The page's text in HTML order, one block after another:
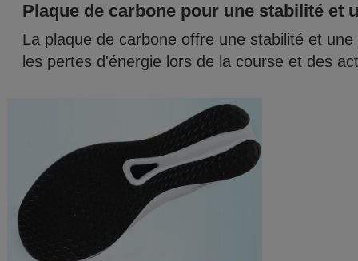
Plaque de carbone pour une stabilité et
La plaque de carbone offre une stabilité et
les pertes d'énergie lors de la course et des